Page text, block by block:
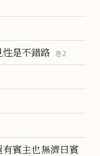
是不錯路 卷2
賓主也無濟曰賓